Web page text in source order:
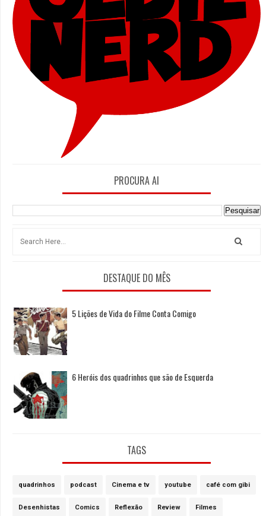
PROCURA AI
DESTAQUE DO MÊS
5 Lições de Vida do Filme Conta Comigo
6 Heróis dos quadrinhos que são de Esquerda
TAGS
quadrinhos podcast Cinema e tv youtube café com gibi
Desenhistas Comics Reflexão Review Filmes